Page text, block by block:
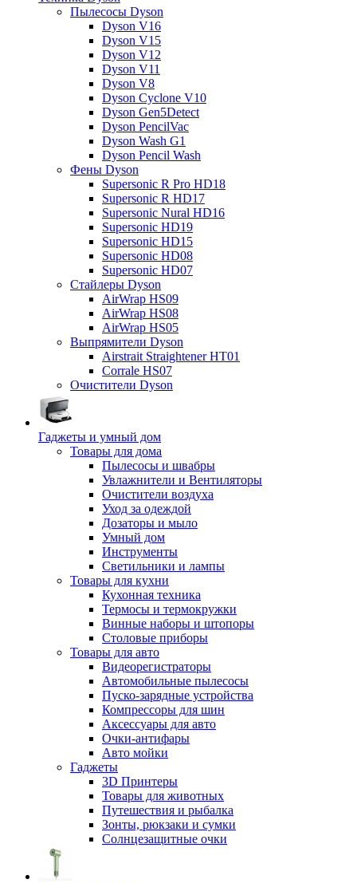
Пылесосы Dyson
Dyson V16
Dyson V15
Dyson V12
Dyson V11
Dyson V8
Dyson Cyclone V10
Dyson Gen5Detect
Dyson PencilVac
Dyson Wash G1
Dyson Pencil Wash
Фены Dyson
Supersonic R Pro HD18
Supersonic R HD17
Supersonic Nural HD16
Supersonic HD19
Supersonic HD15
Supersonic HD08
Supersonic HD07
Стайлеры Dyson
AirWrap HS09
AirWrap HS08
AirWrap HS05
Выпрямители Dyson
Airstrait Straightener HT01
Corrale HS07
Очистители Dyson
Гаджеты и умный дом
Товары для дома
Пылесосы и швабры
Увлажнители и Вентиляторы
Очистители воздуха
Уход за одеждой
Дозаторы и мыло
Умный дом
Инструменты
Светильники и лампы
Товары для кухни
Кухонная техника
Термосы и термокружки
Винные наборы и штопоры
Столовые приборы
Товары для авто
Видеорегистраторы
Автомобильные пылесосы
Пуско-зарядные устройства
Компрессоры для шин
Аксессуары для авто
Очки-антифары
Авто мойки
Гаджеты
3D Принтеры
Товары для животных
Путешествия и рыбалка
Зонты, рюкзаки и сумки
Солнцезащитные очки